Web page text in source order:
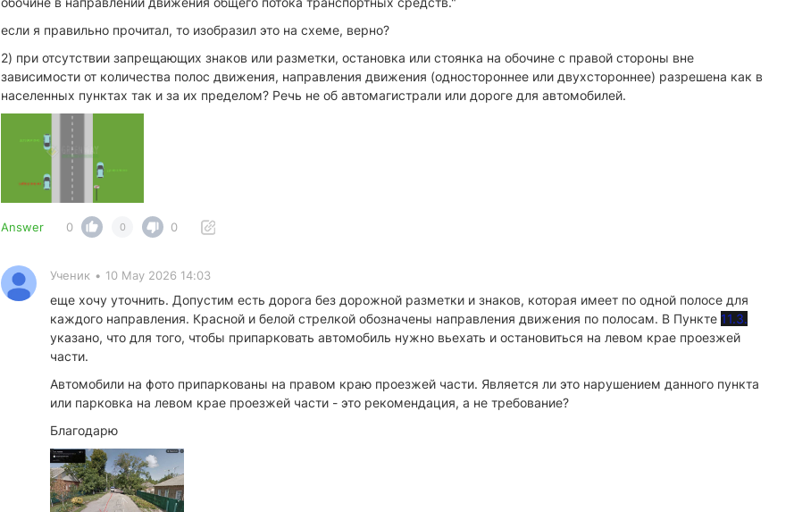
если я правильно прочитал, то изобразил это на схеме, верно?
2) при отсутствии запрещающих знаков или разметки, остановка или стоянка на обочине с правой стороны вне
зависимости от количества полос движения, направления движения (одностороннее или двухстороннее) разрешена как в
населенных пунктах так и за их пределом? Речь не об автомагистрали или дороге для автомобилей.
Answer 0 0 0
Ученик • 10 May 2026 14:03
еще хочу уточнить. Допустим есть дорога без дорожной разметки и знаков, которая имеет по одной полосе для
каждого направления. Красной и белой стрелкой обозначены направления движения по полосам. В Пункте 11.3.
указано, что для того, чтобы припарковать автомобиль нужно вьехать и остановиться на левом крае проезжей
части.
Автомобили на фото припаркованы на правом краю проезжей части. Является ли это нарушением данного пункта
или парковка на левом крае проезжей части - это рекомендация, а не требование?
Благодарю